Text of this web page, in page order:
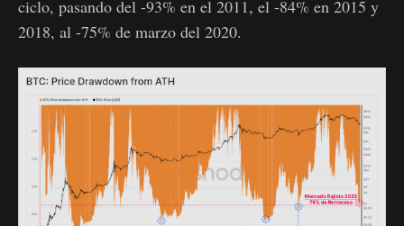
ciclo, pasando del -93% en el 2011, el -84% en 2015 y
2018, al -75% de marzo del 2020.